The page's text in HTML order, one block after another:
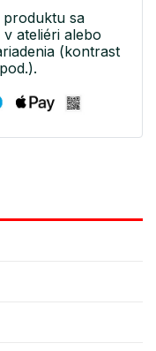
sa
ateliéri alebo
(kontrast